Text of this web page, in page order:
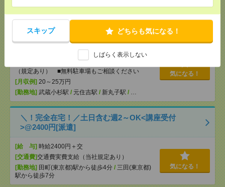
スキップ どちらも気になる！
しばらく表示しない
入浴ナシ＊夜勤でゆったり見守りだけ＊週1日～無理
なく働ける[派遣]
[給 与]日収3.2万円～（日勤時給1800円） ■月
収例25.9万円～（夜勤月8回勤務の場合）
（規定あり） ■無料駐車場もご相談ください
[月収例] 20～25万円
[勤務地] 武蔵小杉駅 / 元住吉駅 / 新丸子駅 / …
気になる！
＼！完全在宅！／土日含む週2～OK<講座受付
>@2400円[派遣]
[給 与] 時給2400円＋交
[交通費]交通費実費支給（当社規定あり）
[勤務地] 田町(東京都)駅から徒歩4分 / 三田(東京都)
駅から徒歩7分
気になる！